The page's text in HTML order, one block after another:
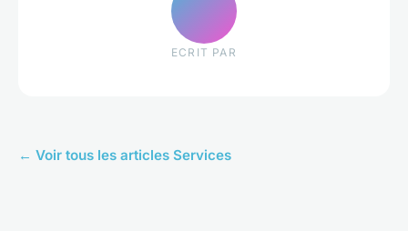
ECRIT PAR
← Voir tous les articles Services